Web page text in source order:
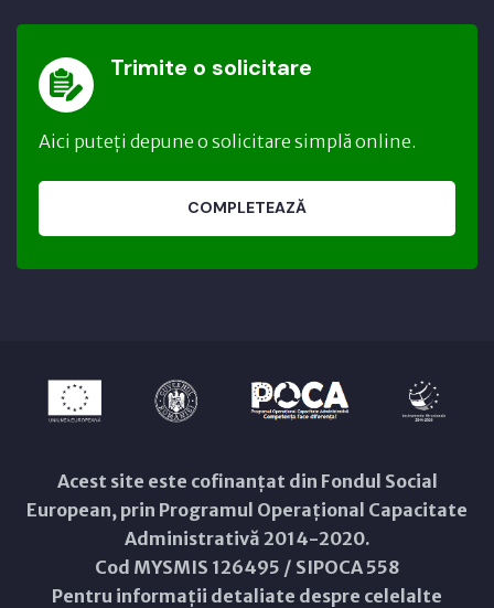
Trimite o solicitare
Aici puteți depune o solicitare simplă online.
COMPLETEAZĂ
Acest site este cofinanțat din Fondul Social
European, prin Programul Operațional Capacitate
Administrativă 2014-2020.
Cod MYSMIS 126495 / SIPOCA 558
Pentru informații detaliate despre celelalte